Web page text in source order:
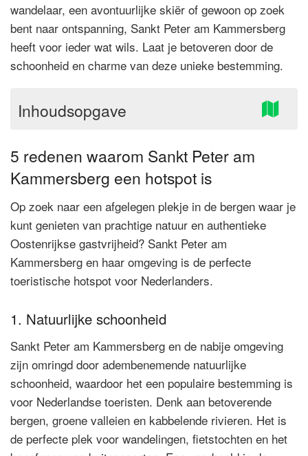
wandelaar, een avontuurlijke skiër of gewoon op zoek
bent naar ontspanning, Sankt Peter am Kammersberg
heeft voor ieder wat wils. Laat je betoveren door de
schoonheid en charme van deze unieke bestemming.
Inhoudsopgave
5 redenen waarom Sankt Peter am
Kammersberg een hotspot is
Op zoek naar een afgelegen plekje in de bergen waar je
kunt genieten van prachtige natuur en authentieke
Oostenrijkse gastvrijheid? Sankt Peter am
Kammersberg en haar omgeving is de perfecte
toeristische hotspot voor Nederlanders.
1. Natuurlijke schoonheid
Sankt Peter am Kammersberg en de nabije omgeving
zijn omringd door adembenemende natuurlijke
schoonheid, waardoor het een populaire bestemming is
voor Nederlandse toeristen. Denk aan betoverende
bergen, groene valleien en kabbelende rivieren. Het is
de perfecte plek voor wandelingen, fietstochten en het